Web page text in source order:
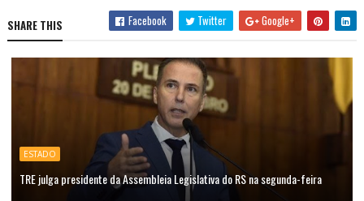
SHARE THIS Facebook Twitter Google+
ESTADO
TRE julga presidente da Assembleia Legislativa do RS na segunda-feira